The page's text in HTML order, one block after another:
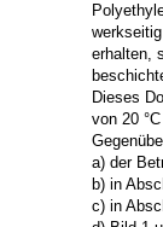
erhalten,
Dieses
von 20
a) der
b) in
c) in